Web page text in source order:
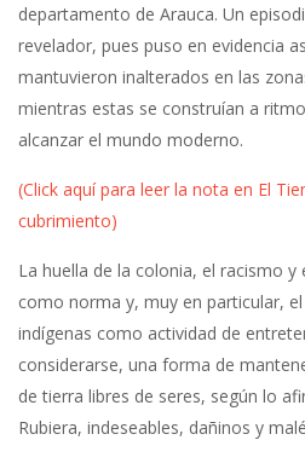
departamento de Arauca. Un
revelador, pues puso en evidencia
mantuvieron inalterados en las
mientras estas se construían a
alcanzar el mundo moderno.
(Click aquí para leer la nota en El
cubrimiento)
La huella de la colonia, el racismo
como norma y, muy en particular,
indígenas como actividad de
considerarse, una forma de
de tierra libres de seres, según lo
Rubiera, indeseables, dañinos y